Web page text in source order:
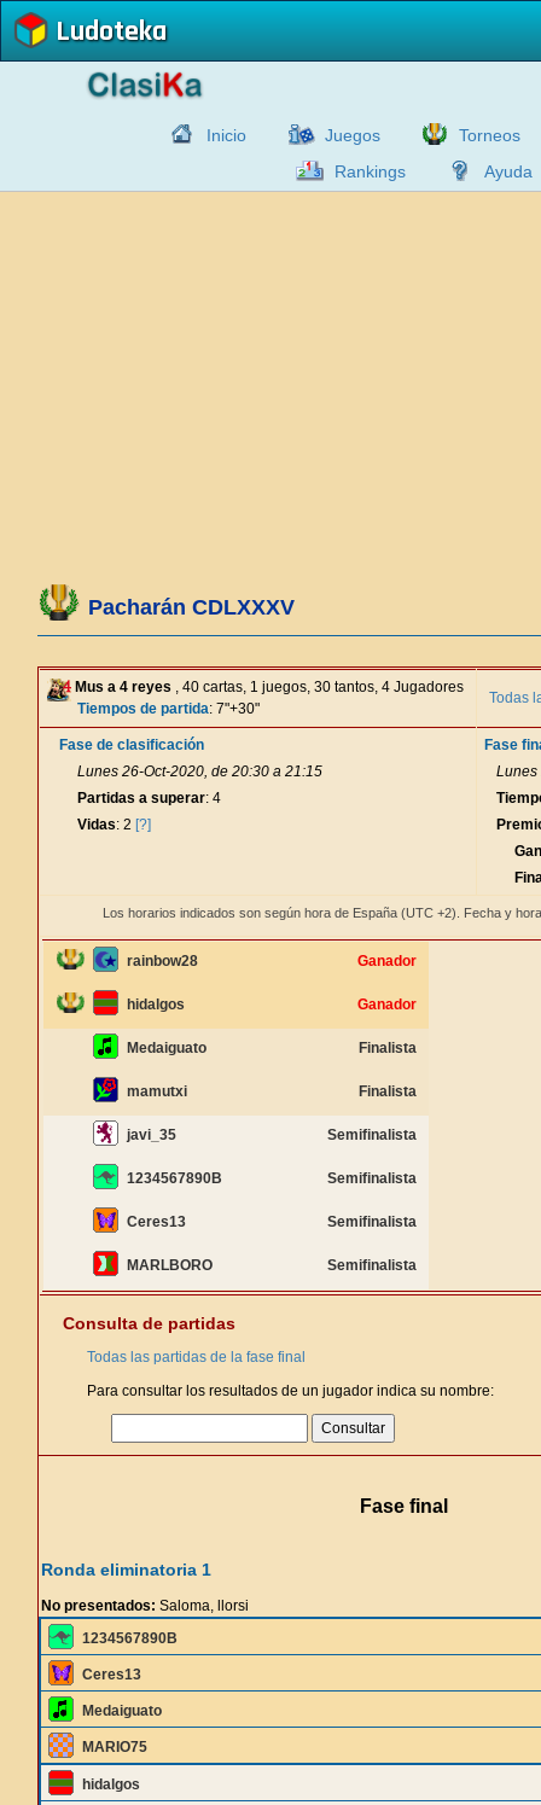
Ludoteka
Inicio Juegos
Torneos
Rankings
Ayuda
Pacharán CDLXXXV
Mus a 4 reyes , 40 cartas, 1 juegos, 30 tantos, 4 Jugadores
Tiempos de partida: 7"+30"
Todas
Fase de clasificación
Lunes 26-Oct-2020, de 20:30 a 21:15
Partidas a superar: 4
Vidas: 2 [?]
Fase
Lunes
Los horarios indicados son según hora de España (UTC +2). Fecha y
rainbow28 Ganador
hidalgos Ganador
Medaiguato Finalista
mamutxi Finalista
javi_35 Semifinalista
1234567890B Semifinalista
Ceres13 Semifinalista
MARLBORO Semifinalista
Consulta de partidas
Todas las partidas de la fase final
Para consultar los resultados de un jugador indica su nombre:
Fase final
Ronda eliminatoria 1
No presentados: Saloma, llorsi
1234567890B
Ceres13
Medaiguato
MARIO75
hidalgos